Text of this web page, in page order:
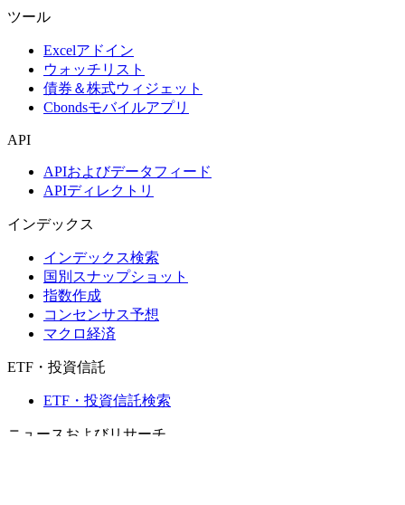
ツール
Excelアドイン
ウォッチリスト
債券＆株式ウィジェット
Cbondsモバイルアプリ
API
APIおよびデータフィード
APIディレクトリ
インデックス
インデックス検索
国別スナップショット
指数作成
コンセンサス予想
マクロ経済
ETF・投資信託
ETF・投資信託検索
ニュースおよびリサーチ